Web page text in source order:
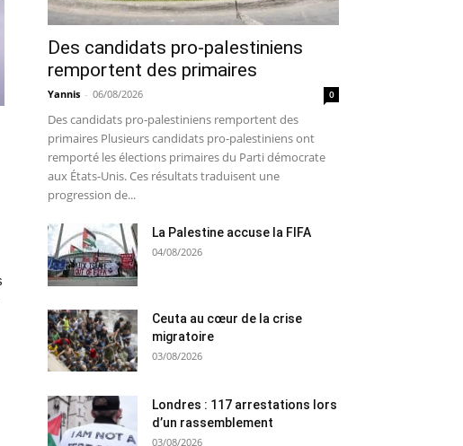
Des candidats pro-palestiniens
remportent des primaires
Yannis - 06/08/2026 0
Des candidats pro-palestiniens remportent des
primaires Plusieurs candidats pro-palestiniens ont
remporté les élections primaires du Parti démocrate
aux États-Unis. Ces résultats traduisent une
progression de...
La Palestine accuse la FIFA
04/08/2026
Ceuta au cœur de la crise
migratoire
03/08/2026
Londres : 117 arrestations lors
d’un rassemblement
03/08/2026